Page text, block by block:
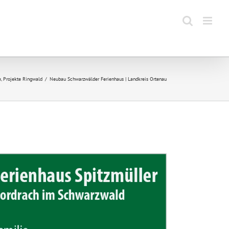
Projekte Ringwald Neubau Schwarzwälder Ferienhaus | Landkreis Ortenau